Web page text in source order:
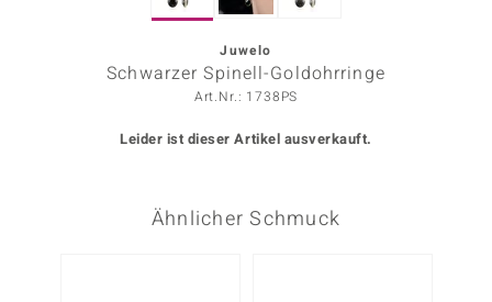
Juwelo
Schwarzer Spinell-Goldohrringe
Art.Nr.: 1738PS
Leider ist dieser Artikel ausverkauft.
Ähnlicher Schmuck